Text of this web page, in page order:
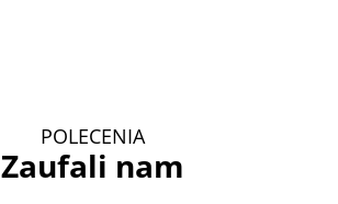
POLECENIA
Zaufali nam